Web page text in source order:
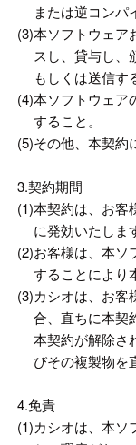
または逆コンパ
(3)本ソフトウェア
スし、貸与し、
もしくは送信す
(4)本ソフトウェア
すること。
(5)その他、本契約
3.契約期間
(1)本契約は、お客
に発効いたしま
(2)お客様は、本ソ
することにより
(3)カシオは、お客
合、直ちに本契
本契約が解除さ
びその複製物を
4.免責
(1)カシオは、本ソ